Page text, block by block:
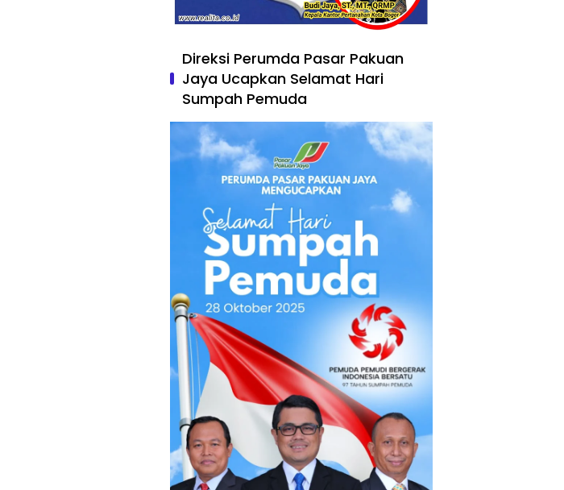
Direksi Perumda Pasar Pakuan
Jaya Ucapkan Selamat Hari
Sumpah Pemuda